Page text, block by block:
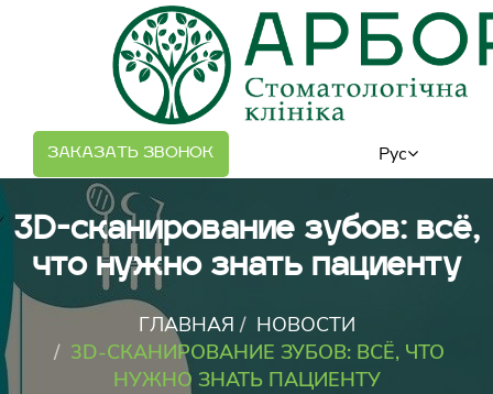
Рус
ЗАКАЗАТЬ ЗВОНОК
3D-сканирование зубов: всё,
что нужно знать пациенту
ГЛАВНАЯ
НОВОСТИ
3D-СКАНИРОВАНИЕ ЗУБОВ: ВСЁ, ЧТО
НУЖНО ЗНАТЬ ПАЦИЕНТУ